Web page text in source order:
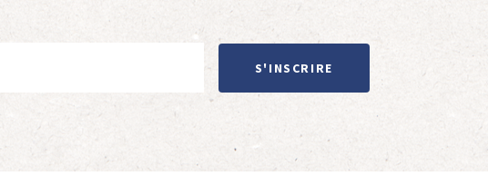
S'INSCRIRE